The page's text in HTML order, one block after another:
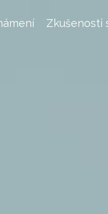
Zkušenosti